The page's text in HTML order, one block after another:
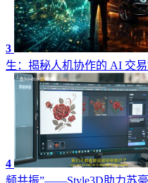
3
生：揭秘人机协作的 AI 交
4
频共振”——Style3D助力苏